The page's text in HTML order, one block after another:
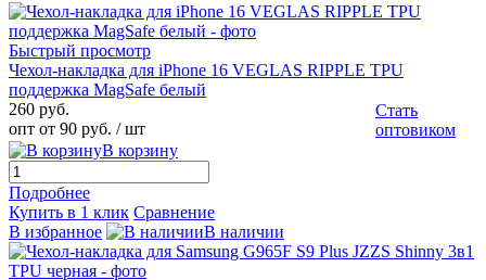
Быстрый просмотр
Чехол-накладка для iPhone 16 VEGLAS RIPPLE TPU
поддержка MagSafe белый
260 руб.
опт от 90 руб. / шт
Стать
оптовиком
В корзину
Подробнее
Купить в 1 клик Сравнение
В избранное
В наличии